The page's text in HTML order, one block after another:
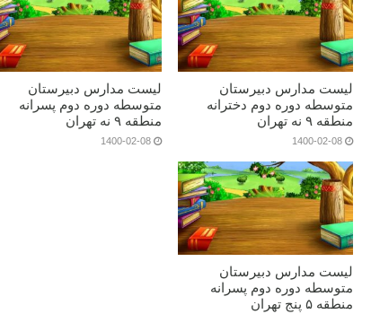
لیست مدارس دبیرستان
متوسطه دوره دوم دخترانه
منطقه ۹ نه تهران
1400-02-08
لیست مدارس دبیرستان
متوسطه دوره دوم پسرانه
منطقه ۹ نه تهران
1400-02-08
لیست مدارس دبیرستان
متوسطه دوره دوم پسرانه
منطقه ۵ پنج تهران